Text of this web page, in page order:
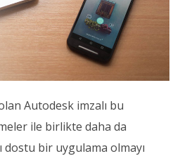
Autodesk imzalı bu
ile birlikte daha da
dostu bir uygulama olmayı